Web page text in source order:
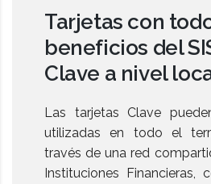
Tarjetas con
beneficios del
Clave a nivel
Las tarjetas Clave
utilizadas en todo el
través de una red
Instituciones Financieras,